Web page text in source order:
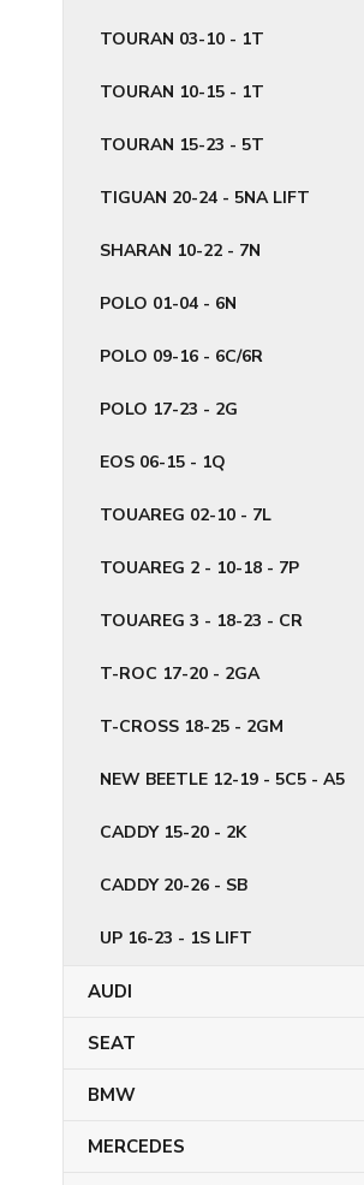
TOURAN 03-10 - 1T
TOURAN 10-15 - 1T
TOURAN 15-23 - 5T
TIGUAN 20-24 - 5NA LIFT
SHARAN 10-22 - 7N
POLO 01-04 - 6N
POLO 09-16 - 6C/6R
POLO 17-23 - 2G
EOS 06-15 - 1Q
TOUAREG 02-10 - 7L
TOUAREG 2 - 10-18 - 7P
TOUAREG 3 - 18-23 - CR
T-ROC 17-20 - 2GA
T-CROSS 18-25 - 2GM
NEW BEETLE 12-19 - 5C5 - A5
CADDY 15-20 - 2K
CADDY 20-26 - SB
UP 16-23 - 1S LIFT
AUDI
SEAT
BMW
MERCEDES